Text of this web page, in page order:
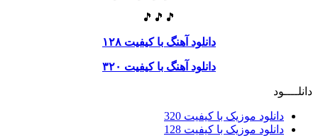
🎵🎵🎵
دانلود آهنگ با کیفیت ۱۲۸
دانلود آهنگ با کیفیت ۳۲۰
دانلــــود
دانلود موزیک با کیفیت 320
دانلود موزیک با کیفیت 128